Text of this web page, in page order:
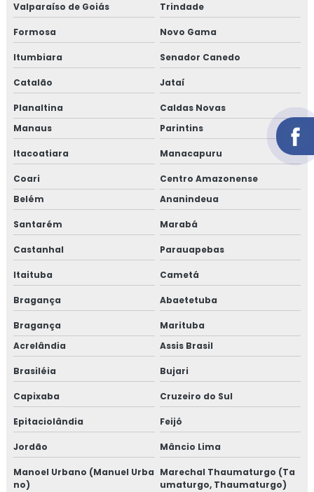
Valparaíso de Goiás Trindade
Formosa Novo Gama
Itumbiara Senador Canedo
Catalão Jataí
Planaltina
Caldas Novas
Manaus
Parintins
Itacoatiara Manacapuru
Coari
Centro Amazonense
Belém
Ananindeua
Santarém Marabá
Castanhal Parauapebas
Itaituba Cametá
Bragança Abaetetuba
Bragança
Marituba
Acrelândia
Assis Brasil
Brasiléia Bujari
Capixaba Cruzeiro do Sul
Epitaciolândia Feijó
Jordão Mâncio Lima
Manoel Urbano (Manuel Urba
no)
Marechal Thaumaturgo (Ta
umaturgo, Thaumaturgo)